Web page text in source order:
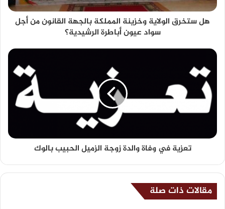
هل ستخرق الولاية وخزينة المملكة بالجهة القانون من أجل
سواد عيون أباطرة الرشيدية؟
تعزية في وفاة والدة زوجة الزميل الحبيب بالوك
مقالات ذات صلة